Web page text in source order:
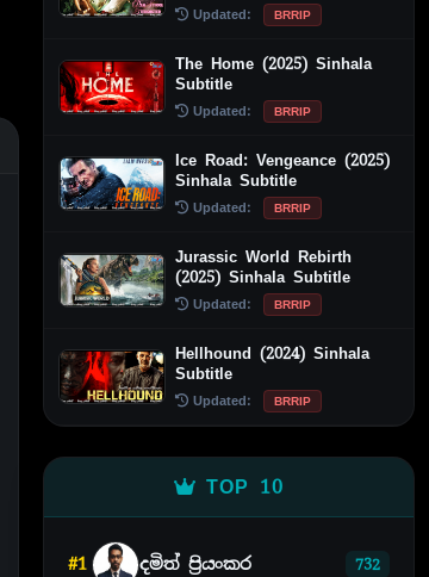
Updated: BRRIP
The Home (2025) Sinhala
Subtitle
Updated: BRRIP
Ice Road: Vengeance (2025)
Sinhala Subtitle
Updated: BRRIP
Jurassic World Rebirth
(2025) Sinhala Subtitle
Updated: BRRIP
Hellhound (2024) Sinhala
Subtitle
Updated: BRRIP
TOP 10
#1 දමිත් ප්‍රියංකර 732